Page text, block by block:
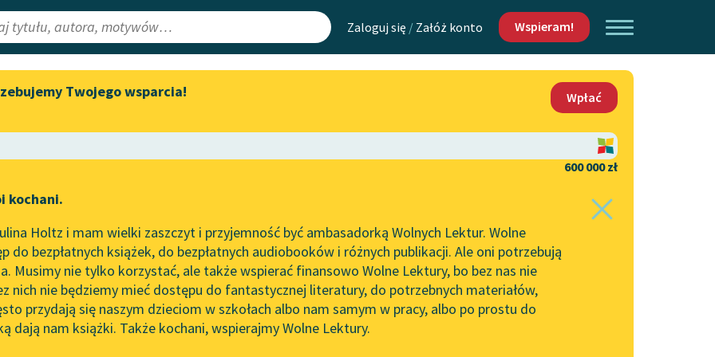
Zaloguj się / Załóż konto Wspieram!
Lektury
redakcyjne
Aktualności
Zapraszamy na spotkanie
literatury skandynawskiej
Wolne Lektury na 32.
Pol’and’Rock Festivalu
„Kochanek Lady Chatterley”
do słuchania na Wolnych
Lekturach
Nowy audiobook – „Marzenie
Mapa Wolnych Lektur
Leśmianator
API
OAI-PMH
Widget Wolnych Lektur
Kontakt
O projekcie
Zasady wykorzystania
Wolnych Lektur
Logotypy
Materiały promocyjne
Twojego wsparcia!
Wpłać
600 000 zł
kochani.
Holtz i mam wielki zaszczyt i przyjemność być ambasadorką Wolnych Lektur. Wolne
do bezpłatnych książek, do bezpłatnych audiobooków i różnych publikacji. Ale oni potrzebują
Musimy nie tylko korzystać, ale także wspierać finansowo Wolne Lektury, bo bez nas nie
nich nie będziemy mieć dostępu do fantastycznej literatury, do potrzebnych materiałów,
przydają się naszym dzieciom w szkołach albo nam samym w pracy, albo po prostu do
dają nam książki. Także kochani, wspierajmy Wolne Lektury.
Antonina Domańska✖